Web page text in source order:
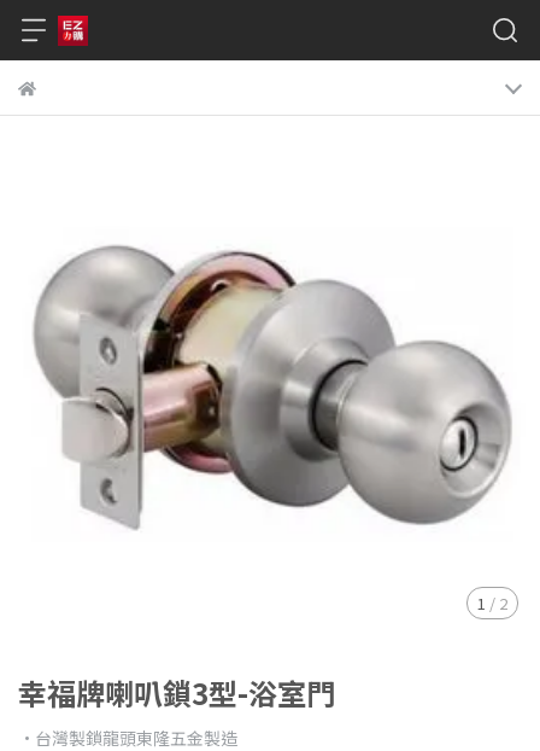
1 / 2
幸福牌喇叭鎖3型-浴室門
•台灣製鎖龍頭東隆五金製造